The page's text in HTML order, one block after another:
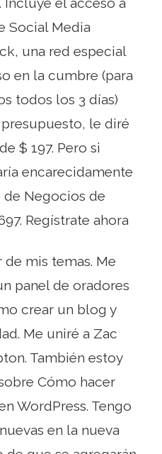
Social Media
una red especial
en la cumbre (para
todos los 3 días)
le diré
$ 197. Pero si
encarecidamente
de Negocios de
Regístrate ahora
de mis temas. Me
panel de oradores
crear un blog y
Me uniré a Zac
También estoy
Cómo hacer
WordPress. Tengo
en la nueva